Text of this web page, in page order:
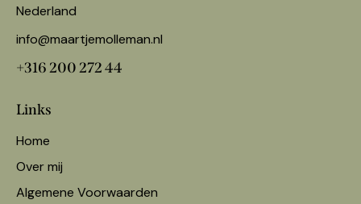
Nederland
info@maartjemolleman.nl
+316 200 272 44
Links
Home
Over mij
Algemene Voorwaarden